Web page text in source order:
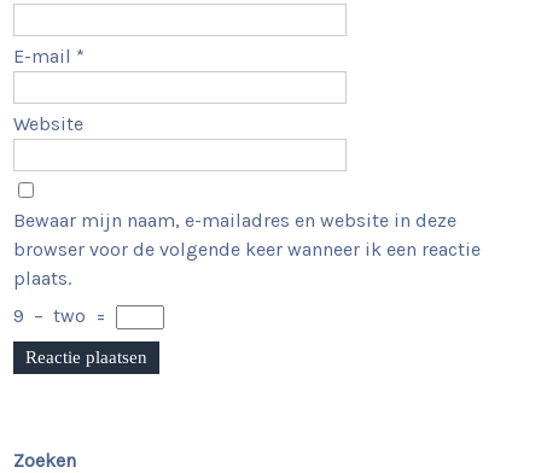
E-mail *
Website
Bewaar mijn naam, e-mailadres en website in deze
browser voor de volgende keer wanneer ik een reactie
plaats.
9 − two =
Zoeken